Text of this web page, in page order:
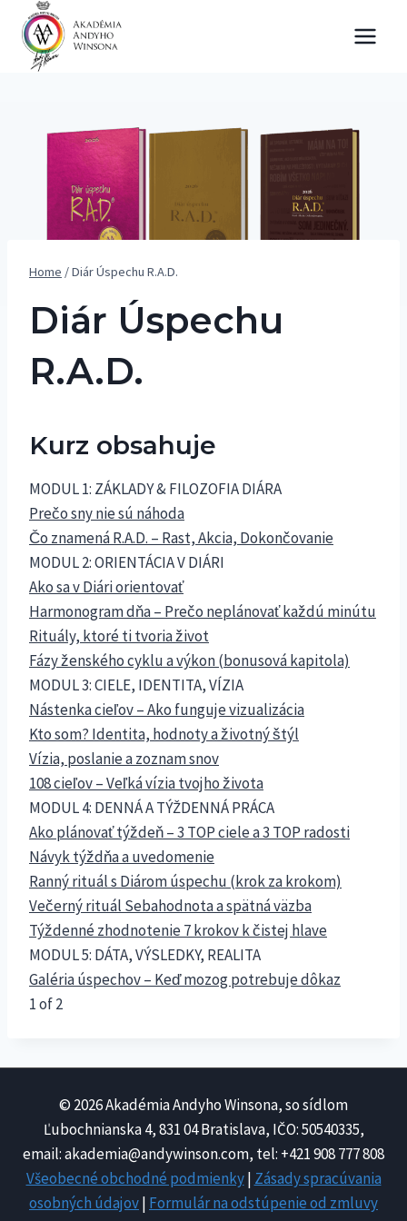
content
Home /Diár Úspechu R.A.D.
Diár Úspechu
R.A.D.
Kurz obsahuje
MODUL 1: ZÁKLADY & FILOZOFIA DIÁRA
Prečo sny nie sú náhoda
Čo znamená R.A.D. – Rast, Akcia, Dokončovanie
MODUL 2: ORIENTÁCIA V DIÁRI
Ako sa v Diári orientovať
Harmonogram dňa – Prečo neplánovať každú minútu
Rituály, ktoré ti tvoria život
Fázy ženského cyklu a výkon (bonusová kapitola)
MODUL 3: CIELE, IDENTITA, VÍZIA
Nástenka cieľov – Ako funguje vizualizácia
Kto som? Identita, hodnoty a životný štýl
Vízia, poslanie a zoznam snov
108 cieľov – Veľká vízia tvojho života
MODUL 4: DENNÁ A TÝŽDENNÁ PRÁCA
Ako plánovať týždeň – 3 TOP ciele a 3 TOP radosti
Návyk týždňa a uvedomenie
Ranný rituál s Diárom úspechu (krok za krokom)
Večerný rituál Sebahodnota a spätná väzba
Týždenné zhodnotenie 7 krokov k čistej hlave
MODUL 5: DÁTA, VÝSLEDKY, REALITA
Galéria úspechov – Keď mozog potrebuje dôkaz
1 of 2
© 2026 Akadémia Andyho Winsona, so sídlom
Ľubochnianska 4, 831 04 Bratislava, IČO: 50540335,
email: akademia@andywinson.com, tel: +421 908 777 808
Všeobecné obchodné podmienky| Zásady spracúvania
osobných údajov| Formulár na odstúpenie od zmluvy